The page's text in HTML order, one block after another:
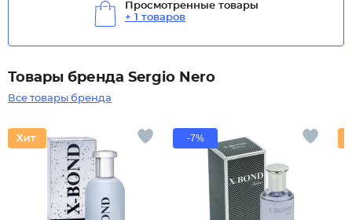
Просмотренные товары
+ 1 товаров
Товары бренда Sergio Nero
Все товары бренда
-7%